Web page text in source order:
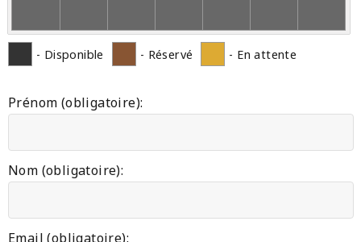
- Disponible - Réservé - En attente
Prénom (obligatoire):
Nom (obligatoire):
Email (obligatoire):